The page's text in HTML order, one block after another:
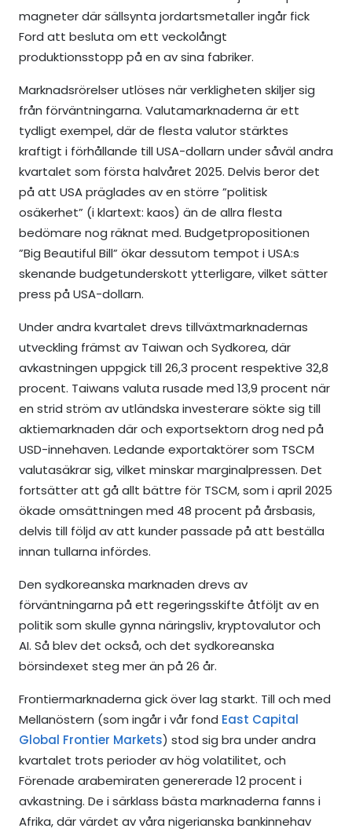
magneter där sällsynta jordartsmetaller ingår fick
Ford att besluta om ett veckolångt
produktionsstopp på en av sina fabriker.
Marknadsrörelser utlöses när verkligheten skiljer sig
från förväntningarna. Valutamarknaderna är ett
tydligt exempel, där de flesta valutor stärktes
kraftigt i förhållande till USA-dollarn under såväl andra
kvartalet som första halvåret 2025. Delvis beror det
på att USA präglades av en större ”politisk
osäkerhet” (i klartext: kaos) än de allra flesta
bedömare nog räknat med. Budgetpropositionen
”Big Beautiful Bill” ökar dessutom tempot i USA:s
skenande budgetunderskott ytterligare, vilket sätter
press på USA-dollarn.
Under andra kvartalet drevs tillväxtmarknadernas
utveckling främst av Taiwan och Sydkorea, där
avkastningen uppgick till 26,3 procent respektive 32,8
procent. Taiwans valuta rusade med 13,9 procent när
en strid ström av utländska investerare sökte sig till
aktiemarknaden där och exportsektorn drog ned på
USD-innehaven. Ledande exportaktörer som TSCM
valutasäkrar sig, vilket minskar marginalpressen. Det
fortsätter att gå allt bättre för TSCM, som i april 2025
ökade omsättningen med 48 procent på årsbasis,
delvis till följd av att kunder passade på att beställa
innan tullarna infördes.
Den sydkoreanska marknaden drevs av
förväntningarna på ett regeringsskifte åtföljt av en
politik som skulle gynna näringsliv, kryptovalutor och
AI. Så blev det också, och det sydkoreanska
börsindexet steg mer än på 26 år.
Frontiermarknaderna gick över lag starkt. Till och med
Mellanöstern (som ingår i vår fond East Capital
Global Frontier Markets) stod sig bra under andra
kvartalet trots perioder av hög volatilitet, och
Förenade arabemiraten genererade 12 procent i
avkastning. De i särklass bästa marknaderna fanns i
Afrika, där värdet av våra nigerianska bankinnehav